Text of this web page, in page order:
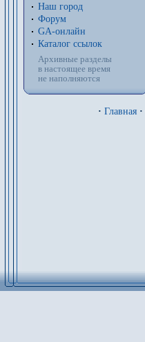
Наш город
Форум
GA-онлайн
Каталог ссылок
Архивные разделы
в настоящее время
не наполняются
· Главная ·